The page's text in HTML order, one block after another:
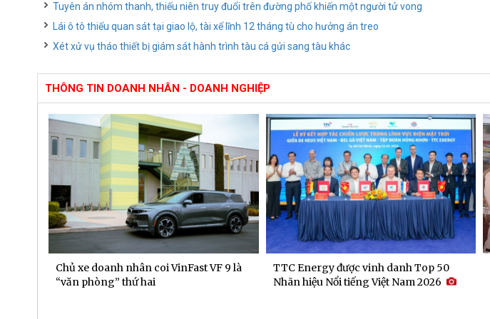
Tuyên án nhóm thanh, thiếu niên truy đuổi trên đường phố khiến một người tử vong
Lái ô tô thiếu quan sát tại giao lộ, tài xế lĩnh 12 tháng tù cho hưởng án treo
Xét xử vụ tháo thiết bị giám sát hành trình tàu cá gửi sang tàu khác
THÔNG TIN DOANH NHÂN - DOANH NGHIỆP
Chủ xe doanh nhân coi VinFast VF 9 là
“văn phòng” thứ hai
TTC Energy được vinh danh Top 50
Nhãn hiệu Nổi tiếng Việt Nam 2026